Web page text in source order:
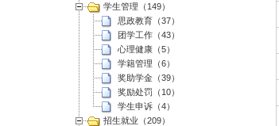
学生管理（149）
思政教育（37）
团学工作（43）
心理健康（5）
学籍管理（6）
奖助学金（39）
奖励处罚（10）
学生申诉（4）
招生就业（209）